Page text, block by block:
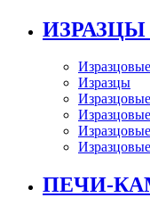
Изразцы
ПЕЧИ-